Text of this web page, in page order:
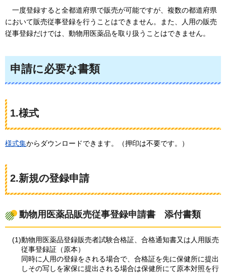
一度登録すると全都道府県で販売が可能ですが、複数の都道府県
において販売従事登録を行うことはできません。また、人用の販売
従事登録だけでは、動物用医薬品を取り扱うことはできません。
申請に必要な書類
1.様式
様式集からダウンロードできます。（押印は不要です。）
2.新規の登録申請
動物用医薬品販売従事登録申請書 添付書類
(1)動物用医薬品登録販売者試験合格証、合格通知書又は人用販売
従事登録証（原本）
同時に人用の登録をされる場合で、合格証を先に保健所に提出
しその写しを家保に提出される場合は保健所にて原本対照を行